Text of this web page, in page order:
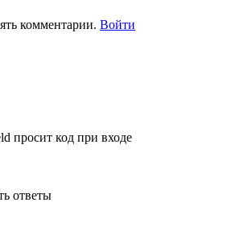
комментарии. Войти
просит код при входе
ответы